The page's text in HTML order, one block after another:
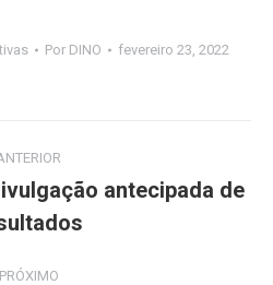
Por DINO fevereiro 23, 2022
Post
anterior:
antecipada de
PRÓXIMO